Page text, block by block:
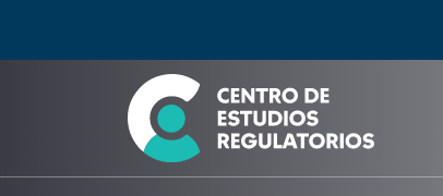
Seleccione país
Buscar